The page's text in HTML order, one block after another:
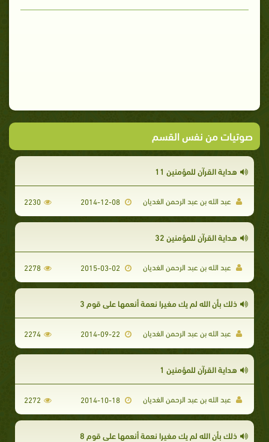
صوتيات من نفس القسم
هداية القرآن للمؤمنين 11
عبد الله بن عبد الرحمن الغديان 2014-12-08
2230
هداية القرآن للمؤمنين 32
عبد الله بن عبد الرحمن الغديان 2278
ذلك بأن الله لم يك مغيرا نعمة أنعمها على قوم 3
عبد الله بن عبد الرحمن الغديان 2274
هداية القرآن للمؤمنين 1
عبد الله بن عبد الرحمن الغديان 2014-10-18
2272
ذلك بأن الله لم يك مغيرا نعمة أنعمها على قوم 8